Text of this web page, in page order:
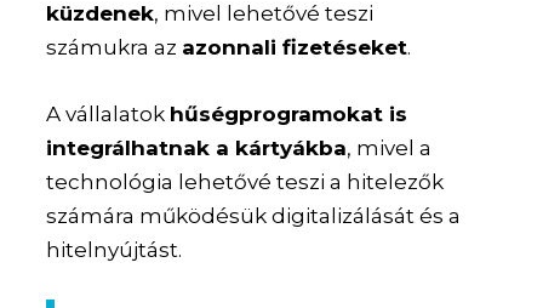
küzdenek, mivel lehetővé teszi
számukra az azonnali fizetéseket.
A vállalatok hűségprogramokat is
integrálhatnak a kártyákba, mivel a
technológia lehetővé teszi a hitelezők
számára működésük digitalizálását és a
hitelnyújtást.